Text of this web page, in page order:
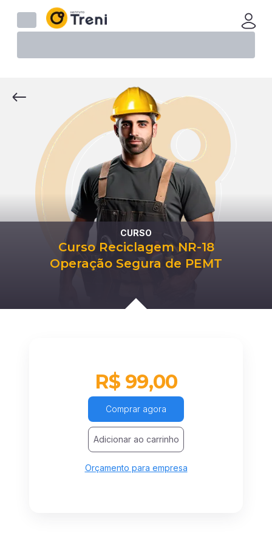
CURSO
Curso Reciclagem NR-18
Operação Segura de PEMT
R$ 99,00
Comprar agora
Adicionar ao carrinho
Orçamento para empresa